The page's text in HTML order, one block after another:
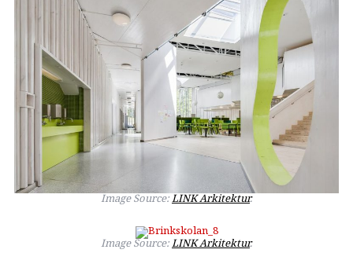
Image Source:LINK Arkitektur.
Image Source:LINK Arkitektur.